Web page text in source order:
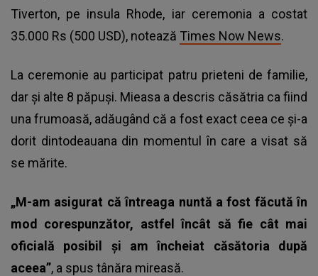
Tiverton, pe insula Rhode, iar ceremonia a costat
35.000 Rs (500 USD), notează Times Now News.
La ceremonie au participat patru prieteni de familie,
dar și alte 8 păpuși. Mieasa a descris căsătria ca fiind
una frumoasă, adăugând că a fost exact ceea ce și-a
dorit dintodeauana din momentul în care a visat să
se mărite.
„M-am asigurat că întreaga nuntă a fost făcută în
mod corespunzător, astfel încât să fie cât mai
oficială posibil și am încheiat căsătoria după
aceea”, a spus tânăra mireasă.